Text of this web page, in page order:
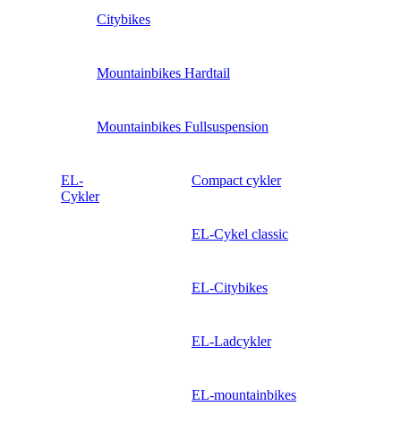
Citybikes
Mountainbikes Hardtail
Mountainbikes Fullsuspension
EL-
Cykler
Compact cykler
EL-Cykel classic
EL-Citybikes
EL-Ladcykler
EL-mountainbikes